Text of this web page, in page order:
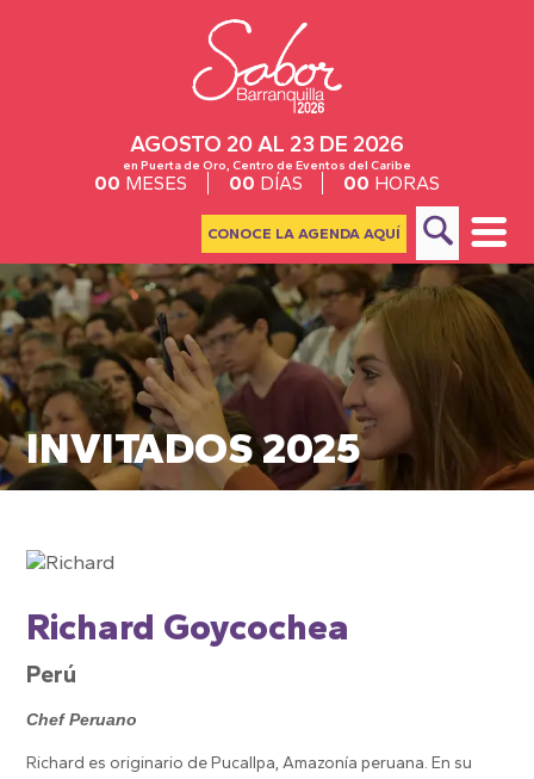
AGOSTO 20 AL 23 DE 2026
en Puerta de Oro, Centro de Eventos del Caribe
00 MESES 00 DÍAS 00 HORAS
CONOCE LA AGENDA AQUÍ
INVITADOS 2025
Richard Goycochea
Perú
Chef Peruano
Richard es originario de Pucallpa, Amazonía peruana. En su